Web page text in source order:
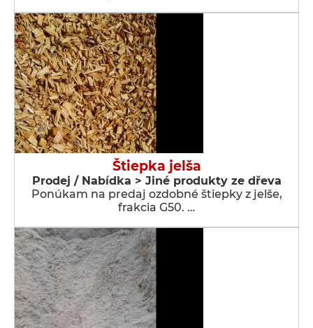
Štiepka jelša
Prodej / Nabídka > Jiné produkty ze dřeva
Ponúkam na predaj ozdobné štiepky z jelše,
frakcia G50. …